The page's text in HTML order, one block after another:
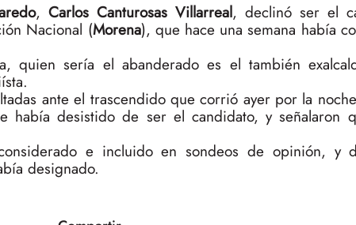
, Carlos Canturosas Villarreal, declinó ser el
Nacional (Morena), que hace una semana había
quien sería el abanderado es el también
ante el trascendido que corrió ayer por la
había desistido de ser el candidato, y señalaron
e incluido en sondeos de opinión, y
designado.